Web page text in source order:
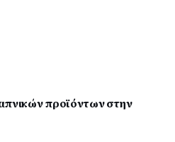
προϊόντων στην